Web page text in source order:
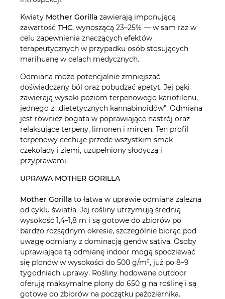
Kwiaty Mother Gorilla zawierają imponującą
zawartość THC, wynoszącą 23–25% — w sam raz w
celu zapewnienia znaczących efektów
terapeutycznych w przypadku osób stosujących
marihuanę w celach medycznych.
Odmiana może potencjalnie zmniejszać
doświadczany ból oraz pobudzać apetyt. Jej pąki
zawierają wysoki poziom terpenowego kariofilenu,
jednego z „dietetycznych kannabinoidów”. Odmiana
jest również bogata w poprawiające nastrój oraz
relaksujące terpeny, limonen i mircen. Ten profil
terpenowy cechuje przede wszystkim smak
czekolady i ziemi, uzupełniony słodyczą i
przyprawami.
UPRAWA MOTHER GORILLA
Mother Gorilla to łatwa w uprawie odmiana zależna
od cyklu światła. Jej rośliny utrzymują średnią
wysokość 1,4–1,8 m i są gotowe do zbiorów po
bardzo rozsądnym okresie, szczególnie biorąc pod
uwagę odmiany z dominacją genów sativa. Osoby
uprawiające tą odmianę indoor mogą spodziewać
się plonów w wysokości do 500 g/m², już po 8–9
tygodniach uprawy. Rośliny hodowane outdoor
oferują maksymalne plony do 650 g na roślinę i są
gotowe do zbiorów na początku października.